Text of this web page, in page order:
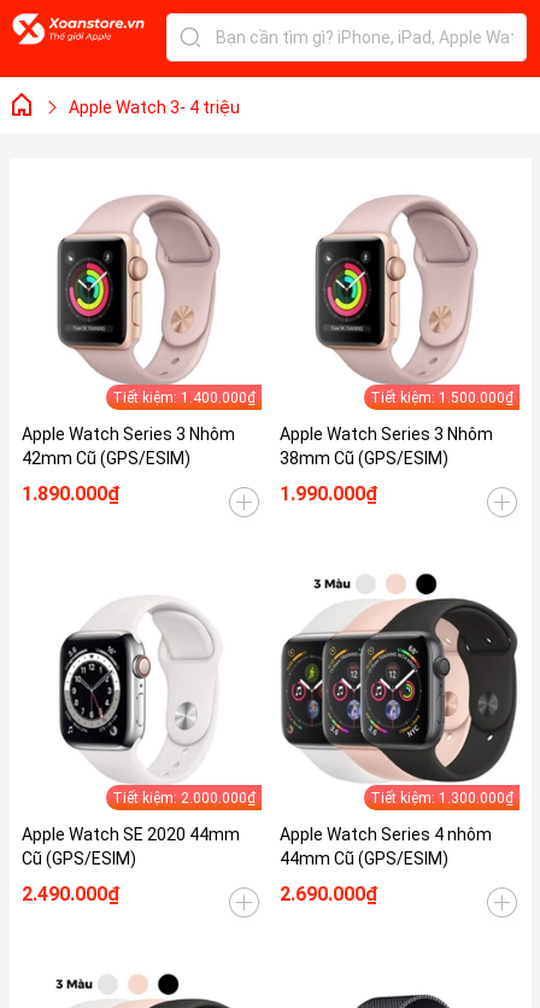
Apple Watch 3- 4 triệu
Tiết kiệm: 1.400.000₫
Apple Watch Series 3 Nhôm
42mm Cũ (GPS/ESIM)
1.890.000₫
Tiết kiệm: 1.500.000₫
Apple Watch Series 3 Nhôm
38mm Cũ (GPS/ESIM)
1.990.000₫
Tiết kiệm: 2.000.000₫
Apple Watch SE 2020 44mm
Cũ (GPS/ESIM)
2.490.000₫
Tiết kiệm: 1.300.000₫
Apple Watch Series 4 nhôm
44mm Cũ (GPS/ESIM)
2.690.000₫